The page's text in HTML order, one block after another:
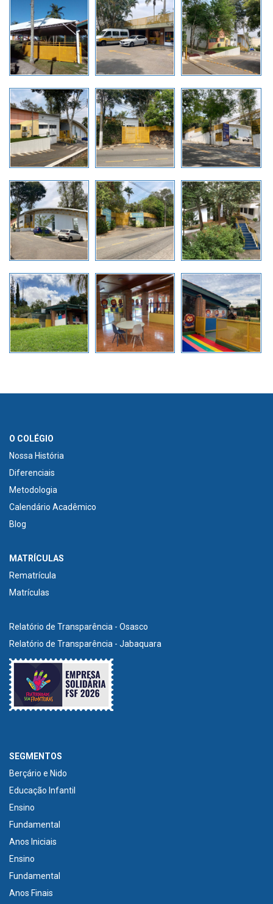
O COLÉGIO
Nossa História
Diferenciais
Metodologia
Calendário Acadêmico
Blog
MATRÍCULAS
Rematrícula
Matrículas
Relatório de Transparência - Osasco
Relatório de Transparência - Jabaquara
SEGMENTOS
Berçário e Nido
Educação Infantil
Ensino
Fundamental
Anos Iniciais
Ensino
Fundamental
Anos Finais